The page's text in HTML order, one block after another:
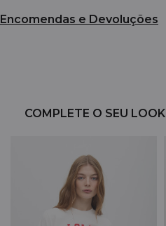
Encomendas e Devoluções
COMPLETE O SEU LOOK